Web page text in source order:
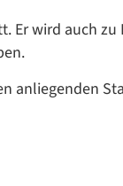
Er wird auch zu
anliegenden